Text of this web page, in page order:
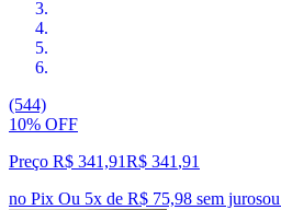
(544)
10% OFF
Preço R$ 341,91R$ 341,91
no Pix Ou 5x de R$ 75,98 sem jurosou